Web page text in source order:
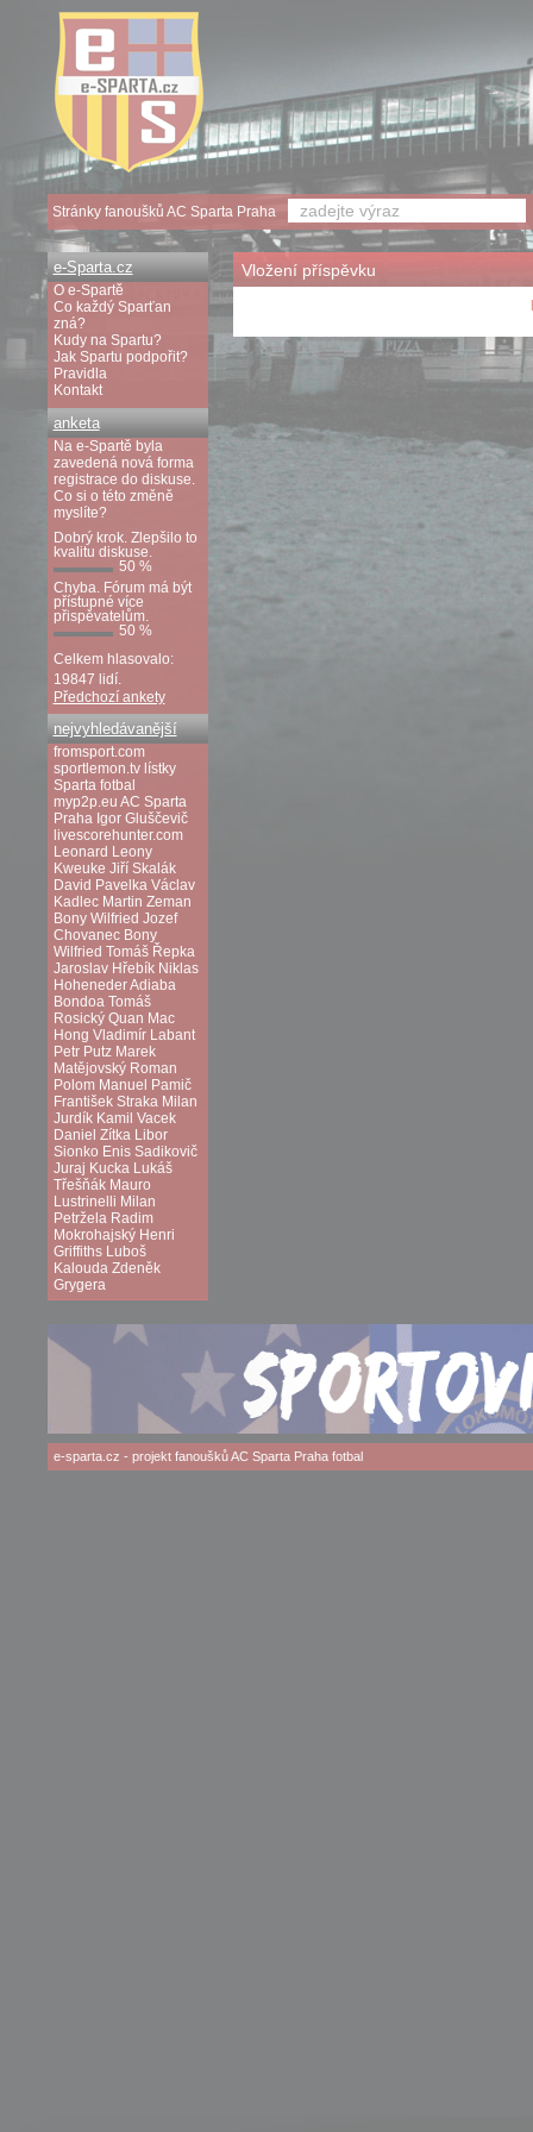
Vložení příspěvku
e-Sparta.cz
O e-Spartě
Co každý Sparťan
zná?
Kudy na Spartu?
Jak Spartu podpořit?
Pravidla
Kontakt
anketa
Na e-Spartě byla
zavedená nová forma
registrace do diskuse.
Co si o této změně
myslíte?
Dobrý krok. Zlepšilo to
kvalitu diskuse.
50 %
Chyba. Fórum má být
přístupné více
přispěvatelům.
50 %
Celkem hlasovalo:
19847 lidí.
Předchozí ankety
nejvyhledávanější
fromsport.com
sportlemon.tv lístky
Sparta fotbal
myp2p.eu AC Sparta
Praha Igor Gluščevič
livescorehunter.com
Leonard Leony
Kweuke Jiří Skalák
David Pavelka Václav
Kadlec Martin Zeman
Bony Wilfried Jozef
Chovanec Bony
Wilfried Tomáš Řepka
Jaroslav Hřebík Niklas
HohenederAdiaba
Bondoa Tomáš
Rosický Quan Mac
Hong Vladimír Labant
Petr Putz Marek
Matějovský Roman
Polom Manuel Pamič
František Straka Milan
Jurdík Kamil Vacek
Daniel Zítka Libor
Sionko Enis Sadikovič
Juraj Kucka Lukáš
Třešňák Mauro
Lustrinelli Milan
Petržela Radim
Mokrohajský Henri
Griffiths Luboš
Kalouda Zdeněk
Grygera
e-sparta.cz - projekt fanouškůAC Sparta Prahafotbal
Stránky fanoušků AC Sparta Praha